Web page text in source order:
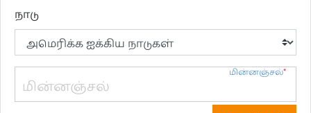
நாடு
மின்னஞ்சல்*